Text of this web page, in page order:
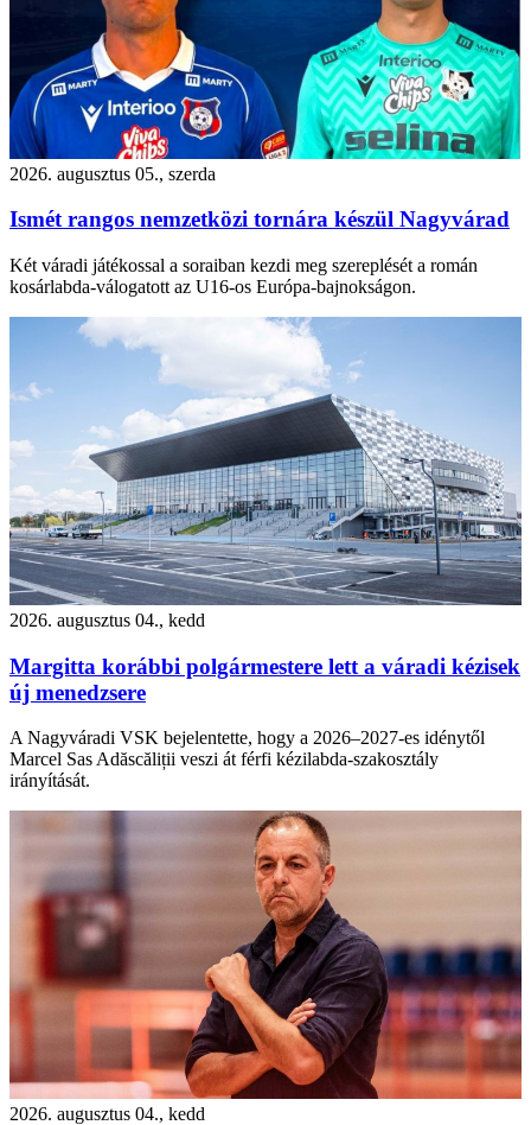
2026. augusztus 05., szerda
Ismét rangos nemzetközi tornára készül Nagyvárad
Két váradi játékossal a soraiban kezdi meg szereplését a román
kosárlabda-válogatott az U16-os Európa-bajnokságon.
2026. augusztus 04., kedd
Margitta korábbi polgármestere lett a váradi kézisek
új menedzsere
A Nagyváradi VSK bejelentette, hogy a 2026–2027-es idénytől
Marcel Sas Adăscăliții veszi át férfi kézilabda-szakosztály
irányítását.
2026. augusztus 04., kedd